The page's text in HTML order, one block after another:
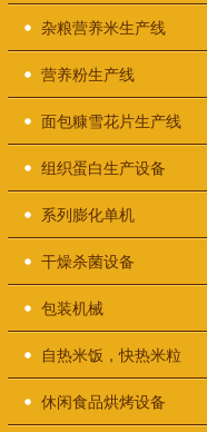
杂粮营养米生产线
营养粉生产线
面包糠雪花片生产线
组织蛋白生产设备
系列膨化单机
干燥杀菌设备
包装机械
自热米饭，快热米粒
休闲食品烘烤设备